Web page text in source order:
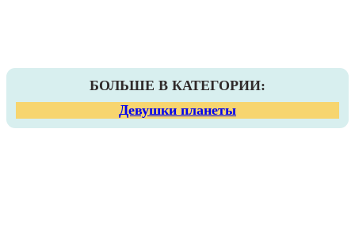
БОЛЬШЕ В КАТЕГОРИИ:
Девушки планеты